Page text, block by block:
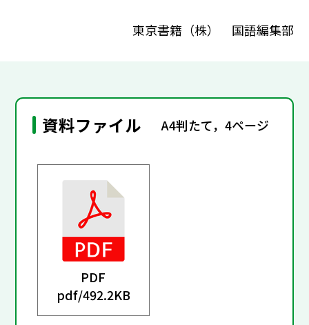
東京書籍（株） 国語編集部
資料ファイル A4判たて，4ページ
PDF
pdf/492.2KB